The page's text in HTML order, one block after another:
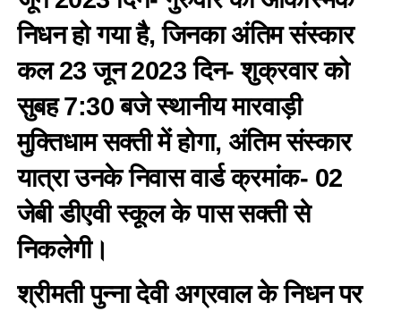
निधन हो गया है, जिनका अंतिम संस्कार
कल 23 जून 2023 दिन- शुक्रवार को
सुबह 7:30 बजे स्थानीय मारवाड़ी
मुक्तिधाम सक्ती में होगा, अंतिम संस्कार
यात्रा उनके निवास वार्ड क्रमांक- 02
जेबी डीएवी स्कूल के पास सक्ती से
निकलेगी।
श्रीमती पुन्ना देवी अग्रवाल के निधन पर